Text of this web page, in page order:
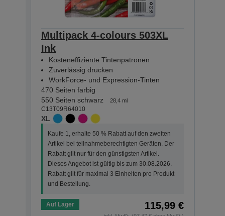
Multipack 4-colours 503XL
Ink
Kosteneffiziente Tintenpatronen
Zuverlässig drucken
WorkForce- und Expression-Tinten
470 Seiten farbig
550 Seiten schwarz
28,4 ml
C13T09R64010
XL
Kaufe 1, erhalte 50 % Rabatt auf den zweiten
Artikel bei teilnahmeberechtigten Geräten. Der
Rabatt gilt nur für den günstigsten Artikel.
Dieses Angebot ist gültig bis zum 30.08.2026.
Rabatt gilt für maximal 3 Einheiten pro Produkt
und Bestellung.
Auf Lager 115,99 €